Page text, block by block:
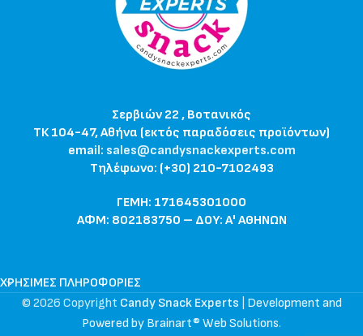
Σερβιών 22 , Βοτανικός
ΤΚ 104-47, Αθήνα (εκτός παραδόσεις προϊόντων)
email: sales@candysnackexperts.com
Τηλέφωνο: (+30) 210-7102493
ΓΕΜΗ: 171645301000
ΑΦΜ: 802183750 – ΔΟΥ: Α' ΑΘΗΝΩΝ
ΧΡΉΣΙΜΕΣ ΠΛΗΡΟΦΟΡΊΕΣ
© 2026 Copyright Candy Snack Experts
Development and
Powered by Brainart® Web Solutions.